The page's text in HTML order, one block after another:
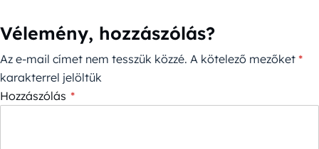
Vélemény, hozzászólás?
Az e-mail címet nem tesszük közzé. A kötelező mezőket *
karakterrel jelöltük
Hozzászólás *